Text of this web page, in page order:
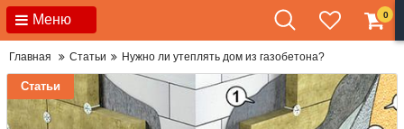
Меню 0
Главная Статьи Нужно ли утеплять дом из газобетона?
Статьи